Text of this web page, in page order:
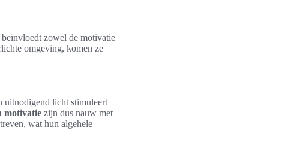
zowel de motivatie
omgeving, komen ze
uitnodigend licht stimuleert
motivatie zijn dus nauw met
wat hun algehele